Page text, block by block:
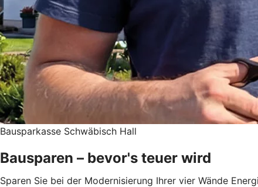
Bausparkasse Schwäbisch Hall
Bausparen – bevor's teuer wird
Sparen Sie bei der Modernisierung Ihrer vier Wände